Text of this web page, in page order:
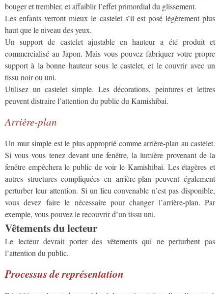
bouger et trembler, et affaiblir l’effet primordial du glissement.
Les enfants verront mieux le castelet s’il est posé légèrement plus
haut que le niveau des yeux.
Un support de castelet ajustable en hauteur a été produit et
commercialisé au Japon. Mais vous pouvez fabriquer votre propre
support à la bonne hauteur sous le castelet, et le couvrir avec un
tissu noir ou uni.
Utilisez un castelet simple. Les décorations, peintures et lettres
peuvent distraire l’attention du public du Kamishibai.
Arrière-plan
Un mur simple est le plus approprié comme arrière-plan au castelet.
Si vous vous tenez devant une fenêtre, la lumière provenant de la
fenêtre empêchera le public de voir le Kamishibai. Les étagères et
autres structures compliquées en arrière-plan peuvent également
perturber leur attention. Si un lieu convenable n’est pas disponible,
vous devez faire le nécessaire pour changer l’arrière-plan. Par
exemple, vous pouvez le recouvrir d’un tissu uni.
Vêtements du lecteur
Le lecteur devrait porter des vêtements qui ne perturbent pas
l’attention du public.
Processus de représentation